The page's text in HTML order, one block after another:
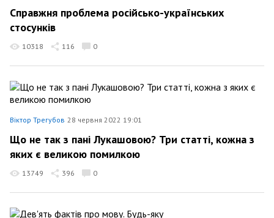
Справжня проблема російсько-українських
стосунків
10318 116 0
Віктор Трегубов 28 червня 2022 19:01
Що не так з пані Лукашовою? Три статті, кожна з
яких є великою помилкою
13749 396 0